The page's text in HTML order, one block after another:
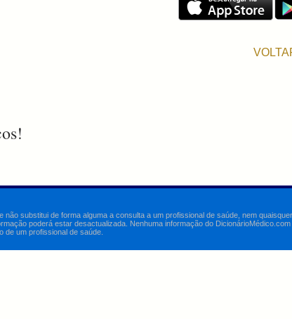
não substitui de forma alguma a consulta a um profissional de saúde, nem
poderá estar desactualizada. Nenhuma informação do
de um profissional de saúde.